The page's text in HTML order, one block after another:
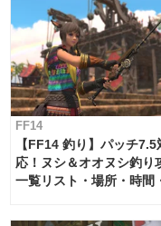
FF14
【FF14 釣り】パッチ7.5
応！ヌシ＆オオヌシ釣り
一覧リスト・場所・時間